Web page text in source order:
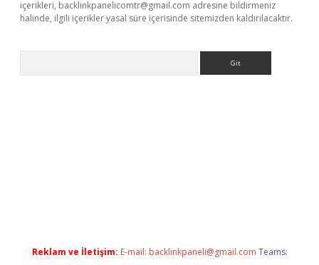
içerikleri, backlinkpanelicomtr@gmail.com adresine bildirmeniz
halinde, ilgili içerikler yasal süre içerisinde sitemizden kaldırılacaktır.
Reklam ve İletişim: E-mail: backlinkpaneli@gmail.com Teams: